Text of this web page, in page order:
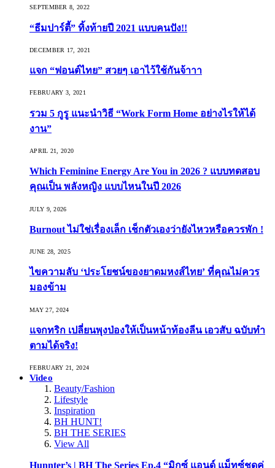
SEPTEMBER 8, 2022
“ธีมปาร์ตี้” ทิ้งท้ายปี 2021 แบบคนปัง!!
DECEMBER 17, 2021
แจก “ฟอนต์ไทย” สวยๆ เอาไว้ใช้กันจ้าาา
FEBRUARY 3, 2021
รวม 5 กูรู แนะนำวิธี “Work Form Home อย่างไรให้ได้
งาน”
APRIL 21, 2020
Which Feminine Energy Are You in 2026 ? แบบทดสอบ
คุณเป็น พลังหญิง แบบไหนในปี 2026
JULY 9, 2026
Burnout ไม่ใช่เรื่องเล็ก เช็กตัวเองว่ายังไหวหรือควรพัก !
JUNE 28, 2025
ไขความลับ ‘ประโยชน์ของยาดมหงส์ไทย’ ที่คุณไม่ควร
มองข้าม
MAY 27, 2024
แจกทริก เปลี่ยนพุงป่องให้เป็นหน้าท้องลีน เอวสับ ฉบับทำ
ตามได้จริง!
FEBRUARY 21, 2024
Video
Beauty/Fashion
Lifestyle
Inspiration
BH HUNT!
BH THE SERIES
View All
Hunnter’s | BH The Series Ep.4 “มิกซ์ แอนด์ แม็ทซ์ชุดคู่